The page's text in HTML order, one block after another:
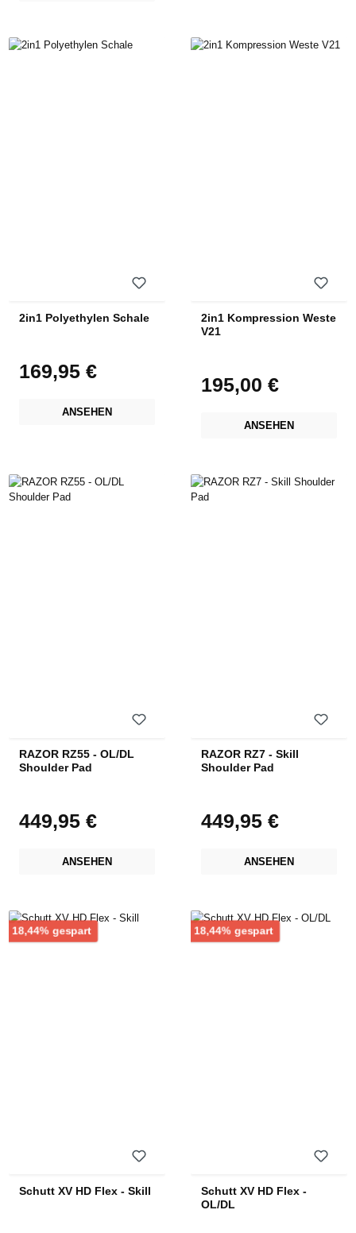
2in1 Polyethylen Schale
Regulärer Preis:
169,95 €
ANSEHEN
2in1 Kompression Weste
V21
Regulärer Preis:
195,00 €
ANSEHEN
RAZOR RZ55 - OL/DL
Shoulder Pad
Regulärer Preis:
449,95 €
ANSEHEN
RAZOR RZ7 - Skill
Shoulder Pad
Regulärer Preis:
449,95 €
ANSEHEN
18,44% gespartRabatt
Schutt XV HD Flex - Skill
18,44% gespartRabatt
Schutt XV HD Flex -
OL/DL